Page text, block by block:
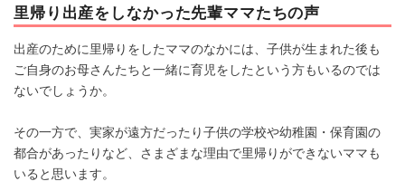
里帰り出産をしなかった先輩ママたちの声
出産のために里帰りをしたママのなかには、子供が生まれた後も
ご自身のお母さんたちと一緒に育児をしたという方もいるのでは
ないでしょうか。
その一方で、実家が遠方だったり子供の学校や幼稚園・保育園の
都合があったりなど、さまざまな理由で里帰りができないママも
いると思います。